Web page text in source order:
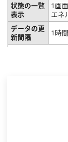
状態の一覧
表示
1画
エネ
データの更
新間隔
1時間